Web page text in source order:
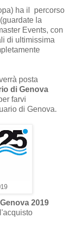
ha il percorso
la
Events, con
di ultimissima
posta
di Genova
farvi
di Genova.
2019